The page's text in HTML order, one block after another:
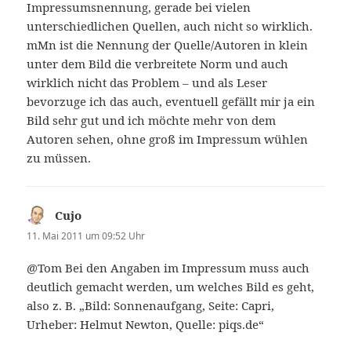
Impressumsnennung, gerade bei vielen
unterschiedlichen Quellen, auch nicht so wirklich.
mMn ist die Nennung der Quelle/Autoren in klein
unter dem Bild die verbreitete Norm und auch
wirklich nicht das Problem – und als Leser
bevorzuge ich das auch, eventuell gefällt mir ja ein
Bild sehr gut und ich möchte mehr von dem
Autoren sehen, ohne groß im Impressum wühlen
zu müssen.
Cujo
11. Mai 2011 um 09:52 Uhr
@Tom Bei den Angaben im Impressum muss auch
deutlich gemacht werden, um welches Bild es geht,
also z. B. „Bild: Sonnenaufgang, Seite: Capri,
Urheber: Helmut Newton, Quelle: piqs.de“